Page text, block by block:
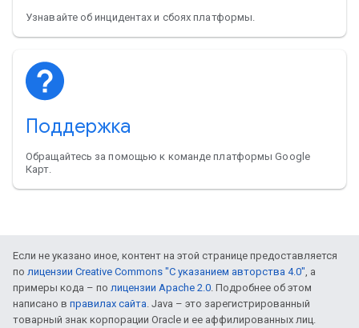
Узнавайте об инцидентах и сбоях платформы.
Поддержка
Обращайтесь за помощью к команде платформы Google
Карт.
Если не указано иное, контент на этой странице предоставляется
по лицензии Creative Commons "С указанием авторства 4.0" , а
примеры кода – по лицензии Apache 2.0 . Подробнее об этом
написано в правилах сайта . Java – это зарегистрированный
товарный знак корпорации Oracle и ее аффилированных лиц.